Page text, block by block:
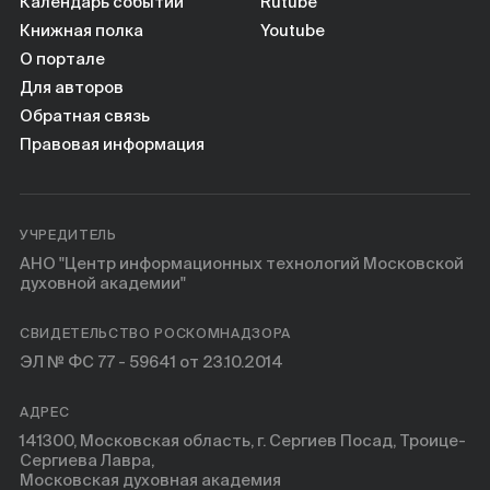
Книжная полка
О портале
Для авторов
Обратная связь
Правовая информация
Youtube
УЧРЕДИТЕЛЬ
АНО "Центр информационных технологий Московской
духовной академии"
СВИДЕТЕЛЬСТВО РОСКОМНАДЗОРА
ЭЛ № ФС 77 - 59641 от 23.10.2014
АДРЕС
141300, Московская область, г. Сергиев Посад, Троице-
Сергиева Лавра,
Московская духовная академия